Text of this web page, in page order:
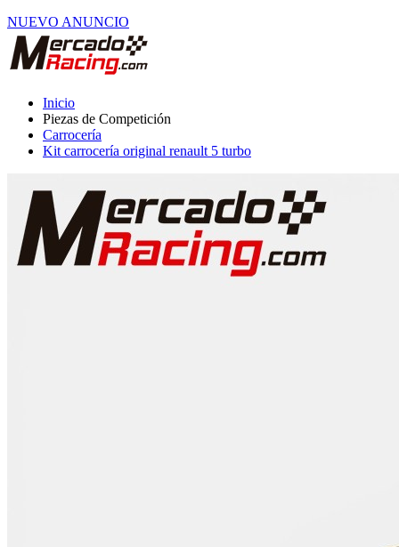
NUEVO ANUNCIO
Inicio
Piezas de Competición
Carrocería
Kit carrocería original renault 5 turbo